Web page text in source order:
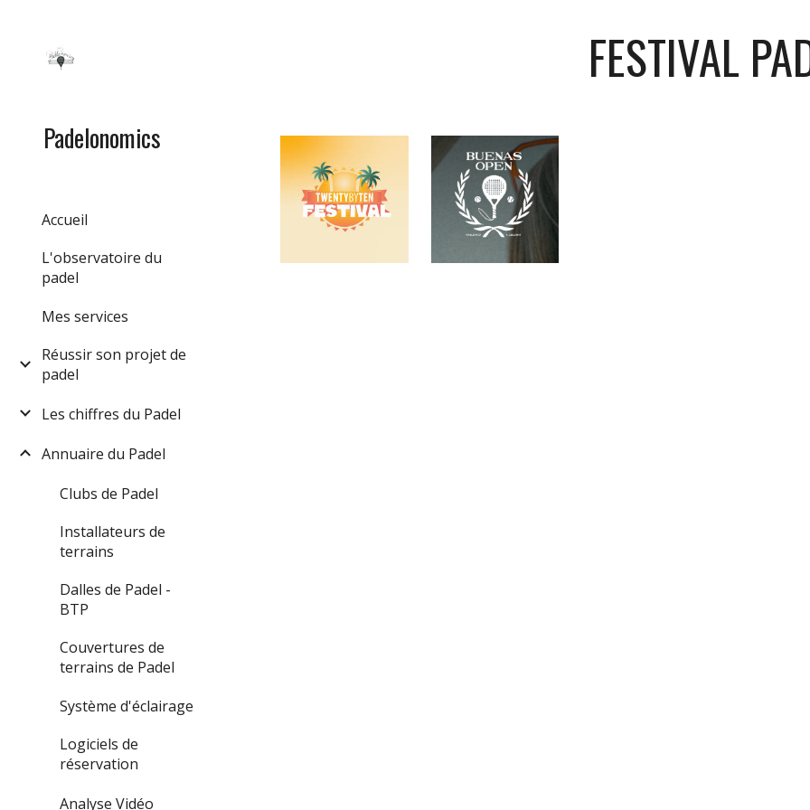
Padelonomics
Accueil
L'observatoire du
padel
Mes services
Réussir son projet de
padel
Les chiffres du Padel
Annuaire du Padel
Clubs de Padel
Installateurs de
terrains
Dalles de Padel -
BTP
Couvertures de
terrains de Padel
Système d'éclairage
Logiciels de
réservation
Analyse Vidéo
FESTIVAL